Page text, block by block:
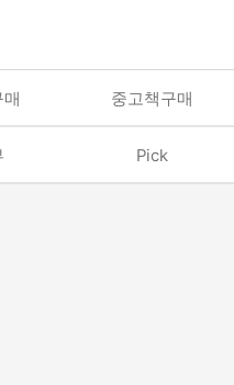
중고책구매
Pick